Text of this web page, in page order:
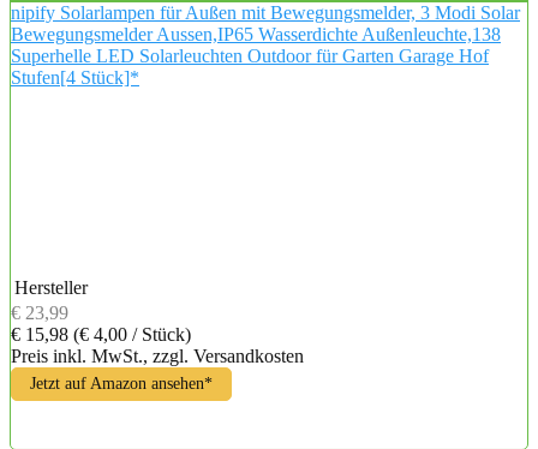
nipify Solarlampen für Außen mit Bewegungsmelder, 3 Modi Solar
Bewegungsmelder Aussen,IP65 Wasserdichte Außenleuchte,138
Superhelle LED Solarleuchten Outdoor für Garten Garage Hof
Stufen[4 Stück]*
Hersteller
€ 23,99
€ 15,98 (€ 4,00 / Stück)
Preis inkl. MwSt., zzgl. Versandkosten
Jetzt auf Amazon ansehen*